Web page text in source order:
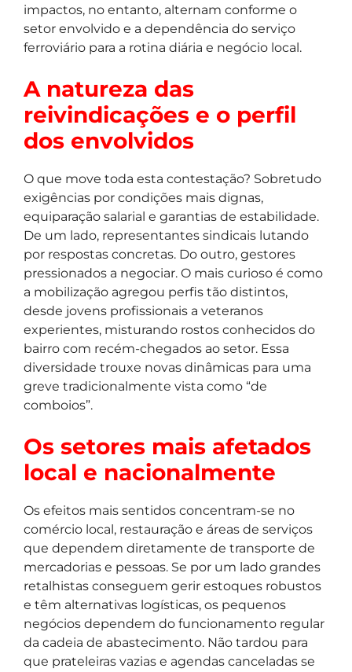
impactos, no entanto, alternam conforme o
setor envolvido e a dependência do serviço
ferroviário para a rotina diária e negócio local.
A natureza das
reivindicações e o perfil
dos envolvidos
O que move toda esta contestação? Sobretudo
exigências por condições mais dignas,
equiparação salarial e garantias de estabilidade.
De um lado, representantes sindicais lutando
por respostas concretas. Do outro, gestores
pressionados a negociar. O mais curioso é como
a mobilização agregou perfis tão distintos,
desde jovens profissionais a veteranos
experientes, misturando rostos conhecidos do
bairro com recém-chegados ao setor. Essa
diversidade trouxe novas dinâmicas para uma
greve tradicionalmente vista como “de
comboios”.
Os setores mais afetados
local e nacionalmente
Os efeitos mais sentidos concentram-se no
comércio local, restauração e áreas de serviços
que dependem diretamente de transporte de
mercadorias e pessoas. Se por um lado grandes
retalhistas conseguem gerir estoques robustos
e têm alternativas logísticas, os pequenos
negócios dependem do funcionamento regular
da cadeia de abastecimento. Não tardou para
que prateleiras vazias e agendas canceladas se